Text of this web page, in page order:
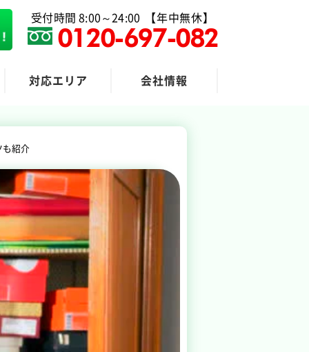
受付時間 8:00～24:00 【年中無休】
0120-697-082
対応エリア 会社情報
も紹介